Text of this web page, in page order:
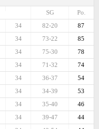
Po.
SG
87
82-20
34
85
73-22
34
78
75-30
34
74
71-32
34
54
36-37
34
53
34-39
34
46
35-40
34
44
39-47
34